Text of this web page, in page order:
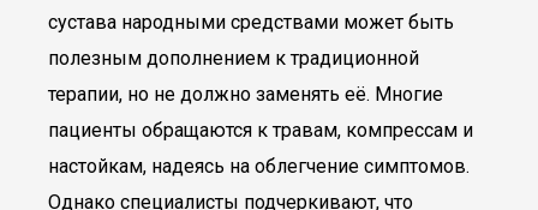
сустава народными средствами может быть
полезным дополнением к традиционной
терапии, но не должно заменять её. Многие
пациенты обращаются к травам, компрессам и
настойкам, надеясь на облегчение симптомов.
Однако специалисты подчеркивают, что